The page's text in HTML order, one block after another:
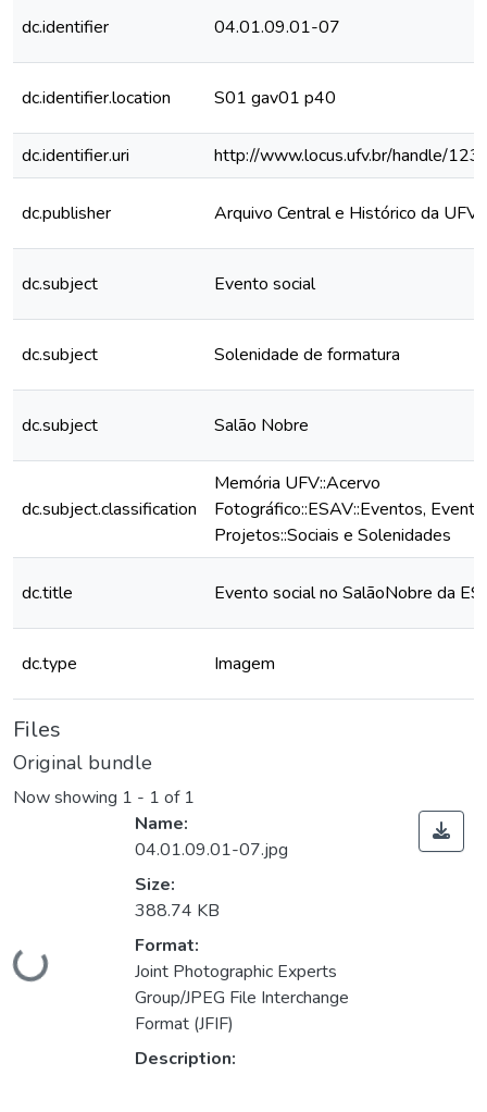
dc.identifier 04.01.09.01-07
dc.identifier.location S01 gav01 p40
dc.identifier.uri http://www.locus.ufv.br/handle/
dc.publisher Arquivo Central e Histórico da UFV
dc.subject Evento social
dc.subject Solenidade de formatura
dc.subject Salão Nobre
dc.subject.classification
Memória UFV::Acervo
Fotográfico::ESAV::Eventos,
Projetos::Sociais e Solenidades
dc.title Evento social no SalãoNobre da
dc.type Imagem
Files
Original bundle
Now showing 1 - 1 of 1
Loading...
Name:
04.01.09.01-07.jpg
Size:
388.74 KB
Format:
Joint Photographic Experts
Group/JPEG File Interchange
Format (JFIF)
Description: